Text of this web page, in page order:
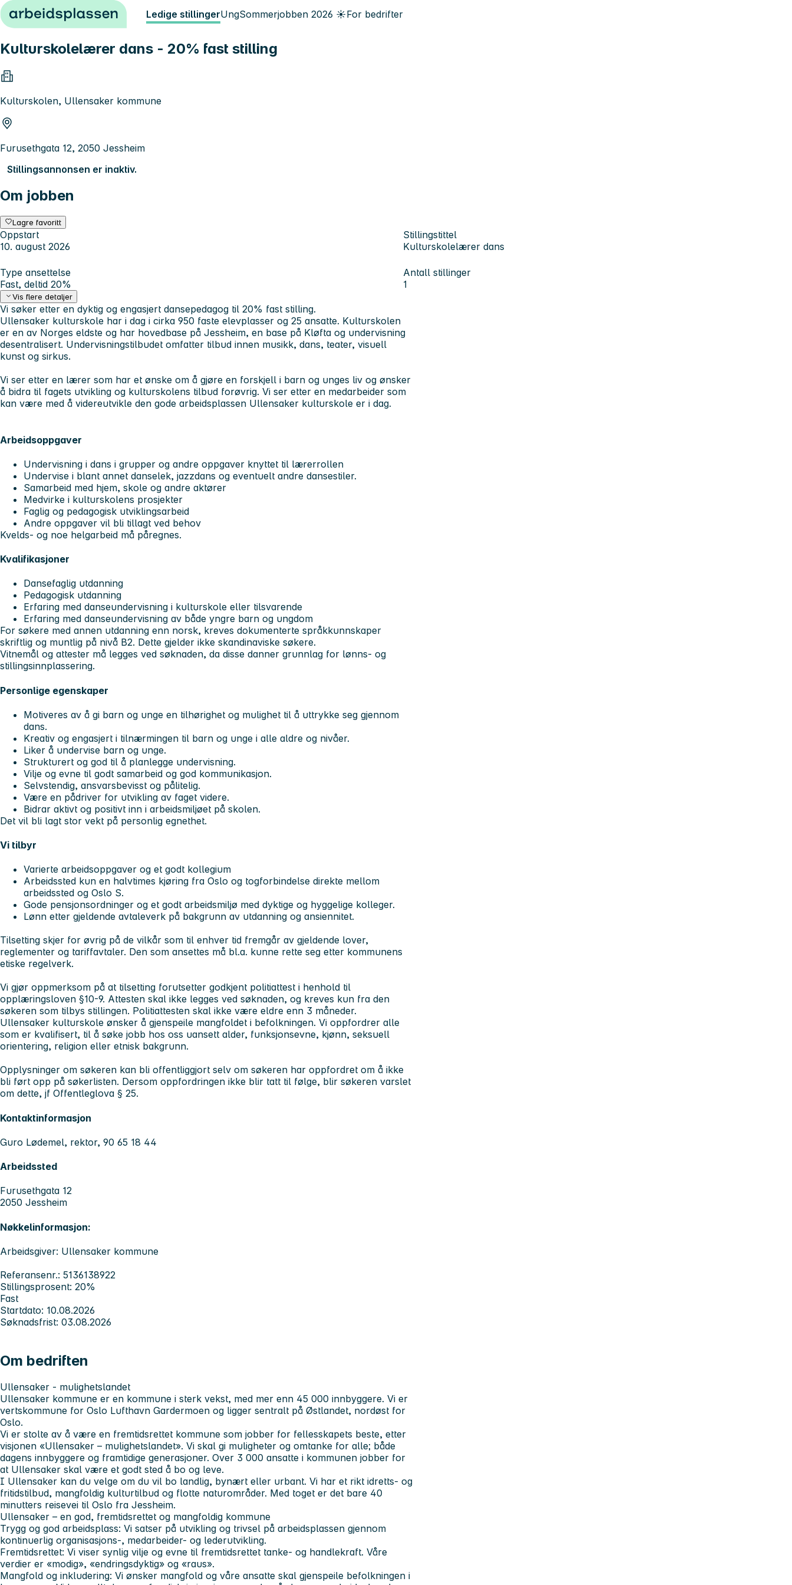
Hopp til innhold Ledige stillingerUngSommerjobben 2026 ☀️For bedrifter
Kulturskolelærer dans - 20% fast stilling
Kulturskolen, Ullensaker kommune
Furusethgata 12, 2050 Jessheim
Stillingsannonsen er inaktiv.
Om jobben
Lagre favoritt
Oppstart
10. august 2026
Stillingstittel
Kulturskolelærer dans
Type ansettelse
Fast, deltid 20%
Antall stillinger
1
Vis flere detaljer
Vi søker etter en dyktig og engasjert dansepedagog til 20% fast stilling.
Ullensaker kulturskole har i dag i cirka 950 faste elevplasser og 25 ansatte. Kulturskolen
er en av Norges eldste og har hovedbase på Jessheim, en base på Kløfta og undervisning
desentralisert. Undervisningstilbudet omfatter tilbud innen musikk, dans, teater, visuell
kunst og sirkus.
Vi ser etter en lærer som har et ønske om å gjøre en forskjell i barn og unges liv og ønsker
å bidra til fagets utvikling og kulturskolens tilbud forøvrig. Vi ser etter en medarbeider som
kan være med å videreutvikle den gode arbeidsplassen Ullensaker kulturskole er i dag.
Arbeidsoppgaver
Undervisning i dans i grupper og andre oppgaver knyttet til lærerrollen
Undervise i blant annet danselek, jazzdans og eventuelt andre dansestiler.
Samarbeid med hjem, skole og andre aktører
Medvirke i kulturskolens prosjekter
Faglig og pedagogisk utviklingsarbeid
Andre oppgaver vil bli tillagt ved behov
Kvelds- og noe helgarbeid må påregnes.
Kvalifikasjoner
Dansefaglig utdanning
Pedagogisk utdanning
Erfaring med danseundervisning i kulturskole eller tilsvarende
Erfaring med danseundervisning av både yngre barn og ungdom
For søkere med annen utdanning enn norsk, kreves dokumenterte språkkunnskaper
skriftlig og muntlig på nivå B2. Dette gjelder ikke skandinaviske søkere.
Vitnemål og attester må legges ved søknaden, da disse danner grunnlag for lønns- og
stillingsinnplassering.
Personlige egenskaper
Motiveres av å gi barn og unge en tilhørighet og mulighet til å uttrykke seg gjennom
dans.
Kreativ og engasjert i tilnærmingen til barn og unge i alle aldre og nivåer.
Liker å undervise barn og unge.
Strukturert og god til å planlegge undervisning.
Vilje og evne til godt samarbeid og god kommunikasjon.
Selvstendig, ansvarsbevisst og pålitelig.
Være en pådriver for utvikling av faget videre.
Bidrar aktivt og positivt inn i arbeidsmiljøet på skolen.
Det vil bli lagt stor vekt på personlig egnethet.
Vi tilbyr
Varierte arbeidsoppgaver og et godt kollegium
Arbeidssted kun en halvtimes kjøring fra Oslo og togforbindelse direkte mellom
arbeidssted og Oslo S.
Gode pensjonsordninger og et godt arbeidsmiljø med dyktige og hyggelige kolleger.
Lønn etter gjeldende avtaleverk på bakgrunn av utdanning og ansiennitet.
Tilsetting skjer for øvrig på de vilkår som til enhver tid fremgår av gjeldende lover,
reglementer og tariffavtaler. Den som ansettes må bl.a. kunne rette seg etter kommunens
etiske regelverk.
Vi gjør oppmerksom på at tilsetting forutsetter godkjent politiattest i henhold til
opplæringsloven §10-9. Attesten skal ikke legges ved søknaden, og kreves kun fra den
søkeren som tilbys stillingen. Politiattesten skal ikke være eldre enn 3 måneder.
Ullensaker kulturskole ønsker å gjenspeile mangfoldet i befolkningen. Vi oppfordrer alle
som er kvalifisert, til å søke jobb hos oss uansett alder, funksjonsevne, kjønn, seksuell
orientering, religion eller etnisk bakgrunn.
Opplysninger om søkeren kan bli offentliggjort selv om søkeren har oppfordret om å ikke
bli ført opp på søkerlisten. Dersom oppfordringen ikke blir tatt til følge, blir søkeren varslet
om dette, jf Offentleglova § 25.
Kontaktinformasjon
Guro Lødemel, rektor, 90 65 18 44
Arbeidssted
Furusethgata 12
2050 Jessheim
Nøkkelinformasjon:
Arbeidsgiver: Ullensaker kommune
Referansenr.: 5136138922
Stillingsprosent: 20%
Fast
Startdato: 10.08.2026
Søknadsfrist: 03.08.2026
Om bedriften
Ullensaker - mulighetslandet
Ullensaker kommune er en kommune i sterk vekst, med mer enn 45 000 innbyggere. Vi er
vertskommune for Oslo Lufthavn Gardermoen og ligger sentralt på Østlandet, nordøst for
Oslo.
Vi er stolte av å være en fremtidsrettet kommune som jobber for fellesskapets beste, etter
visjonen «Ullensaker – mulighetslandet». Vi skal gi muligheter og omtanke for alle; både
dagens innbyggere og framtidige generasjoner. Over 3 000 ansatte i kommunen jobber for
at Ullensaker skal være et godt sted å bo og leve.
I Ullensaker kan du velge om du vil bo landlig, bynært eller urbant. Vi har et rikt idretts- og
fritidstilbud, mangfoldig kulturtilbud og flotte naturområder. Med toget er det bare 40
minutters reisevei til Oslo fra Jessheim.
Ullensaker – en god, fremtidsrettet og mangfoldig kommune
Trygg og god arbeidsplass: Vi satser på utvikling og trivsel på arbeidsplassen gjennom
kontinuerlig organisasjons-, medarbeider- og lederutvikling.
Fremtidsrettet: Vi viser synlig vilje og evne til fremtidsrettet tanke- og handlekraft. Våre
verdier er «modig», «endringsdyktig» og «raus».
Mangfold og inkludering: Vi ønsker mangfold og våre ansatte skal gjenspeile befolkningen i